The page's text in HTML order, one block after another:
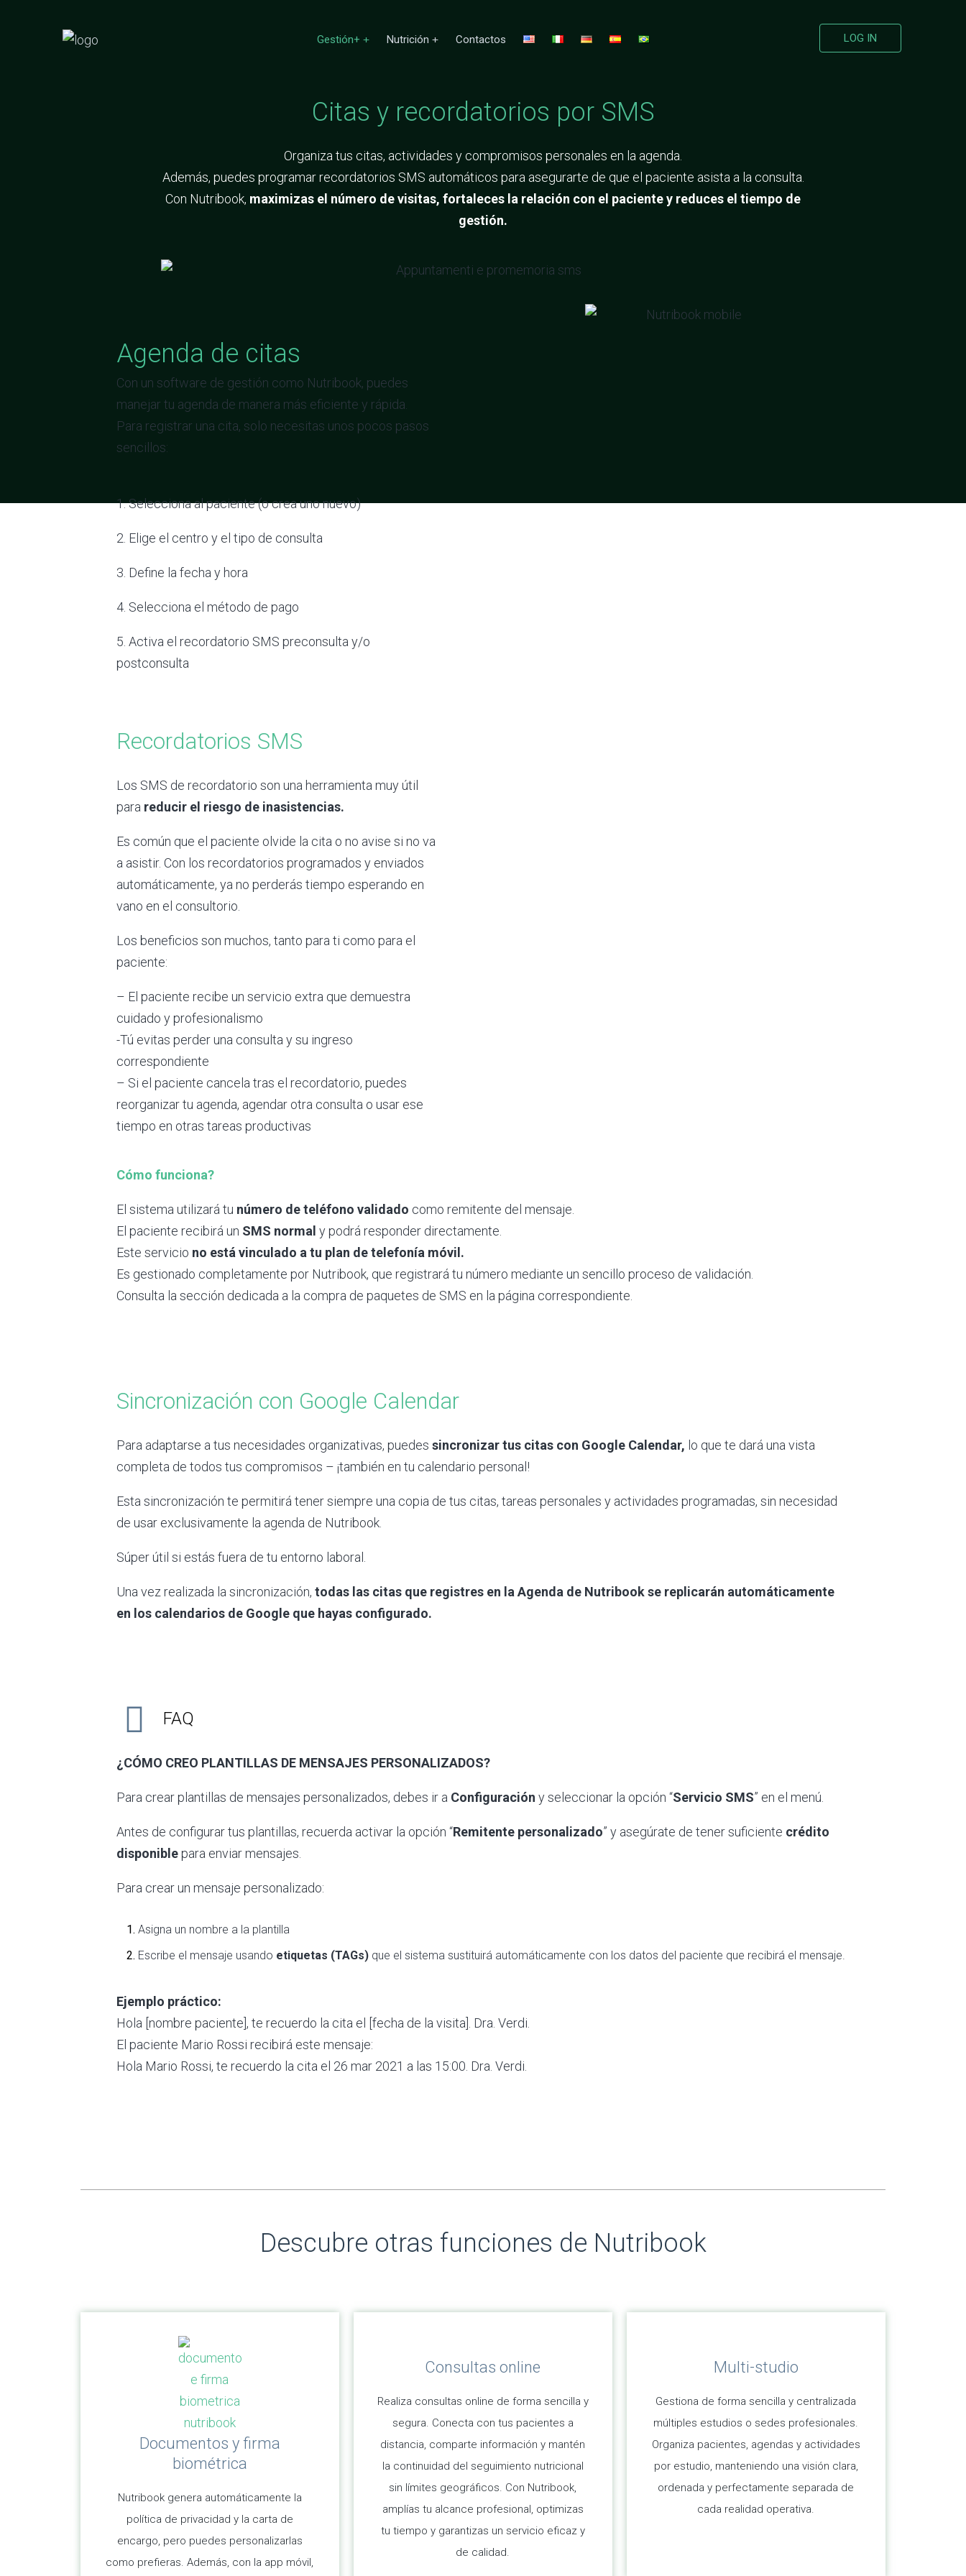
Gestión+ Nutrición Contactos LOG IN
Citas y recordatorios por SMS
Organiza tus citas, actividades y compromisos personales en la agenda.
Además, puedes programar recordatorios SMS automáticos para asegurarte de que el paciente asista a la consulta.
Con Nutribook, maximizas el número de visitas, fortaleces la relación con el paciente y reduces el tiempo de
gestión.
Agenda de citas
Con un software de gestión como Nutribook, puedes
manejar tu agenda de manera más eficiente y rápida.
Para registrar una cita, solo necesitas unos pocos pasos
sencillos:
1. Selecciona al paciente (o crea uno nuevo)
2. Elige el centro y el tipo de consulta
3. Define la fecha y hora
4. Selecciona el método de pago
5. Activa el recordatorio SMS preconsulta y/o
postconsulta
Recordatorios SMS
Los SMS de recordatorio son una herramienta muy útil
para reducir el riesgo de inasistencias.
Es común que el paciente olvide la cita o no avise si no va
a asistir. Con los recordatorios programados y enviados
automáticamente, ya no perderás tiempo esperando en
vano en el consultorio.
Los beneficios son muchos, tanto para ti como para el
paciente:
– El paciente recibe un servicio extra que demuestra
cuidado y profesionalismo
-Tú evitas perder una consulta y su ingreso
correspondiente
– Si el paciente cancela tras el recordatorio, puedes
reorganizar tu agenda, agendar otra consulta o usar ese
tiempo en otras tareas productivas
Cómo funciona?
El sistema utilizará tu número de teléfono validado como remitente del mensaje.
El paciente recibirá un SMS normal y podrá responder directamente.
Este servicio no está vinculado a tu plan de telefonía móvil.
Es gestionado completamente por Nutribook, que registrará tu número mediante un sencillo proceso de validación.
Consulta la sección dedicada a la compra de paquetes de SMS en la página correspondiente.
Sincronización con Google Calendar
Para adaptarse a tus necesidades organizativas, puedes sincronizar tus citas con Google Calendar, lo que te dará una vista
completa de todos tus compromisos – ¡también en tu calendario personal!
Esta sincronización te permitirá tener siempre una copia de tus citas, tareas personales y actividades programadas, sin necesidad
de usar exclusivamente la agenda de Nutribook.
Súper útil si estás fuera de tu entorno laboral.
Una vez realizada la sincronización, todas las citas que registres en la Agenda de Nutribook se replicarán automáticamente
en los calendarios de Google que hayas configurado.
FAQ
¿CÓMO CREO PLANTILLAS DE MENSAJES PERSONALIZADOS?
Para crear plantillas de mensajes personalizados, debes ir a Configuración y seleccionar la opción “Servicio SMS” en el menú.
Antes de configurar tus plantillas, recuerda activar la opción “Remitente personalizado” y asegúrate de tener suficiente crédito
disponible para enviar mensajes.
Para crear un mensaje personalizado:
Asigna un nombre a la plantilla
Escribe el mensaje usando etiquetas (TAGs) que el sistema sustituirá automáticamente con los datos del paciente que recibirá el mensaje.
Ejemplo práctico:
Hola [nombre paciente], te recuerdo la cita el [fecha de la visita]. Dra. Verdi.
El paciente Mario Rossi recibirá este mensaje:
Hola Mario Rossi, te recuerdo la cita el 26 mar 2021 a las 15:00. Dra. Verdi.
Descubre otras funciones de Nutribook
Documentos y firma
biométrica
Nutribook genera automáticamente la
política de privacidad y la carta de
encargo, pero puedes personalizarlas
como prefieras. Además, con la app móvil,
Consultas online
Realiza consultas online de forma sencilla y
segura. Conecta con tus pacientes a
distancia, comparte información y mantén
la continuidad del seguimiento nutricional
sin límites geográficos. Con Nutribook,
amplías tu alcance profesional, optimizas
tu tiempo y garantizas un servicio eficaz y
de calidad.
Multi-studio
Gestiona de forma sencilla y centralizada
múltiples estudios o sedes profesionales.
Organiza pacientes, agendas y actividades
por estudio, manteniendo una visión clara,
ordenada y perfectamente separada de
cada realidad operativa.